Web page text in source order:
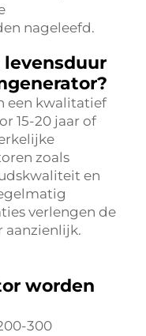
nageleefd.
een kwalitatief
15-20 jaar of
zoals
en
verlengen de
aanzienlijk.
worden
300